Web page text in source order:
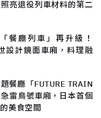
亮退役列車材料的第二
餐廳列車」再升級！
設計鏡面車廂，料理融
餐廳「FUTURE TRAIN
雷鳥號車廂，日本首個
美食空間